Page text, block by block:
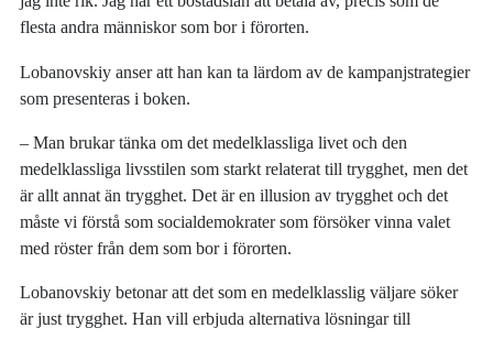
flesta andra människor som bor i förorten.
Lobanovskiy anser att han kan ta lärdom av de kampanjstrategier
som presenteras i boken.
‒ Man brukar tänka om det medelklassliga livet och den
medelklassliga livsstilen som starkt relaterat till trygghet, men det
är allt annat än trygghet. Det är en illusion av trygghet och det
måste vi förstå som socialdemokrater som försöker vinna valet
med röster från dem som bor i förorten.
Lobanovskiy betonar att det som en medelklasslig väljare söker
är just trygghet. Han vill erbjuda alternativa lösningar till